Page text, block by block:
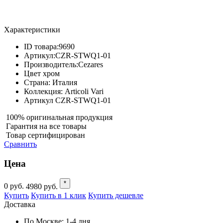
Характеристики
ID товара:9690
Артикул:CZR-STWQ1-01
Производитель:Cezares
Цвет хром
Страна: Италия
Коллекция: Articoli Vari
Артикул CZR-STWQ1-01
100% оригинальная продукция
Гарантия на все товары
Товар сертифицирован
Сравнить
Цена
0 руб. 4980 руб. *
Купить Купить в 1 клик Купить дешевле
Доставка
По Москве: 1-4 дня